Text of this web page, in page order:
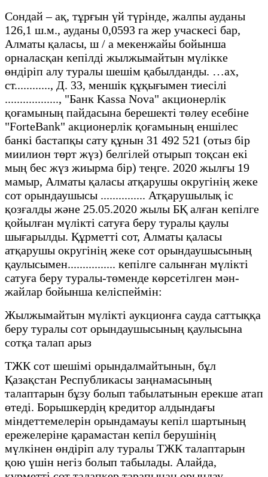
Сондай – ақ, тұрғын үй түрінде, жалпы ауданы
126,1 ш.м., ауданы 0,0593 га жер учаскесі бар,
Алматы қаласы, ш / а мекенжайы бойынша
орналасқан кепілді жылжымайтын мүлікке
өндіріп алу туралы шешім қабылданды. …ах,
ст............, Д. 33, меншік құқығымен тиесілі
.................., "Банк Kassa Nova" акционерлік
қоғамының пайдасына берешекті төлеу есебіне
"ForteBank" акционерлік қоғамының еншілес
банкі бастапқы сату құнын 31 492 521 (отыз бір
миилион төрт жүз) белгілей отырып тоқсан екі
мың бес жүз жиырма бір) теңге. 2020 жылғы 19
мамыр, Алматы қаласы атқарушы округінің жеке
сот орындаушысы ............... Атқарушылық іс
қозғалды және 25.05.2020 жылы БҚ алған кепілге
қойылған мүлікті сатуға беру туралы қаулы
шығарылды. Құрметті сот, Алматы қаласы
атқарушы округінің жеке сот орындаушысының
қаулысымен................ кепілге салынған мүлікті
сатуға беру туралы-төменде көрсетілген мән-
жайлар бойынша келіспеймін:
Жылжымайтын мүлікті аукционға сауда саттыққа
беру туралы сот орындаушысының қаулысына
сотқа талап арыз
ТЖК сот шешімі орындалмайтынын, бұл
Қазақстан Республикасы заңнамасының
талаптарын бұзу болып табылатынын ерекше атап
өтеді. Борышкердің кредитор алдындағы
міндеттемелерін орындамауы кепіл шартының
ережелеріне қарамастан кепіл берушінің
мүлкінен өндіріп алу туралы ТЖК талаптарын
қою үшін негіз болып табылады. Алайда,